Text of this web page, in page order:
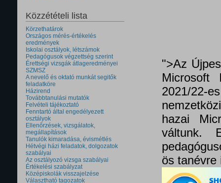
Közzétételi lista
Körzethatárok
Országos mérés-értékelés
eredmények
Iskolai osztályok, létszámok
Pedagógusok végzettség szerint
Érettségi vizsgák átlageredményei
SZMSZ
A nevelő és oktató munkát segitők
feladatköre
Házirend
Továbbtanulási mutatók
Felvételi tájékoztató
Fenntartó által engedélyezett
osztályok
Ellenőrzések, vizsgálatok,
megállapítások
Tanulók kimaradása, évismétlés
Hétvégi házi feladatok, dolgozatok
szabályai
Az osztályozó vizsga szabályai
Értékelési szabályzat
Középiskolák visszajelzése
Választható tagozatok
">Az
Microsoft
2021/
hazai
váltunk.
ös tanévre